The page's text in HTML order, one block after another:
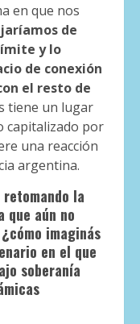
en que nos
de
y lo
de conexión
el resto de
tiene un lugar
capitalizado por
una reacción
argentina.
la
que aún no
imaginás
en el que
soberanía